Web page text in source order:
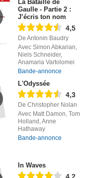
La Bataille de
Gaulle - Partie 2 :
J’écris ton nom
4,5
De Antonin Baudry
Avec Simon Abkarian,
Niels Schneider,
Anamaria Vartolomei
Bande-annonce
L'Odyssée
4,3
De Christopher Nolan
Avec Matt Damon, Tom
Holland, Anne
Hathaway
Bande-annonce
In Waves